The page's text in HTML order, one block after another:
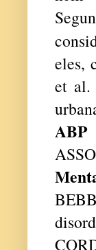
eles,
et al.
ABP